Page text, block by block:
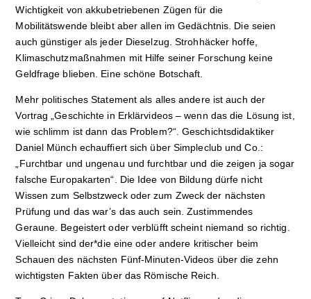
Wichtigkeit von akkubetriebenen Zügen für die
Mobilitätswende bleibt aber allen im Gedächtnis. Die seien
auch günstiger als jeder Dieselzug. Strohhäcker hoffe,
Klimaschutzmaßnahmen mit Hilfe seiner Forschung keine
Geldfrage blieben. Eine schöne Botschaft.
Mehr politisches Statement als alles andere ist auch der
Vortrag „Geschichte in Erklärvideos – wenn das die Lösung ist,
wie schlimm ist dann das Problem?“. Geschichtsdidaktiker
Daniel Münch echauffiert sich über Simpleclub und Co.:
„Furchtbar und ungenau und furchtbar und die zeigen ja sogar
falsche Europakarten“. Die Idee von Bildung dürfe nicht
Wissen zum Selbstzweck oder zum Zweck der nächsten
Prüfung und das war’s das auch sein. Zustimmendes
Geraune. Begeistert oder verblüfft scheint niemand so richtig.
Vielleicht sind der*die eine oder andere kritischer beim
Schauen des nächsten Fünf-Minuten-Videos über die zehn
wichtigsten Fakten über das Römische Reich.